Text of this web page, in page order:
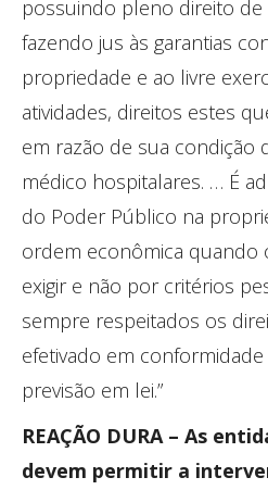
possuindo pleno direito de
fazendo jus às garantias
propriedade e ao livre
atividades, direitos estes
em razão de sua condição
médico hospitalares. … É
do Poder Público na
ordem econômica quando
exigir e não por critérios
sempre respeitados os
efetivado em
previsão em lei.”
REAÇÃO DURA – As
devem permitir a